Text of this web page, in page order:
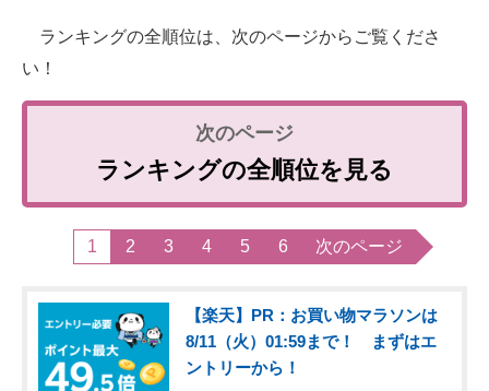
ランキングの全順位は、次のページからご覧くださ
い！
ランキングの全順位を見る
1 2 3 4 5 6 次のページ
【楽天】PR：お買い物マラソンは
8/11（火）01:59まで！ まずはエ
ントリーから！